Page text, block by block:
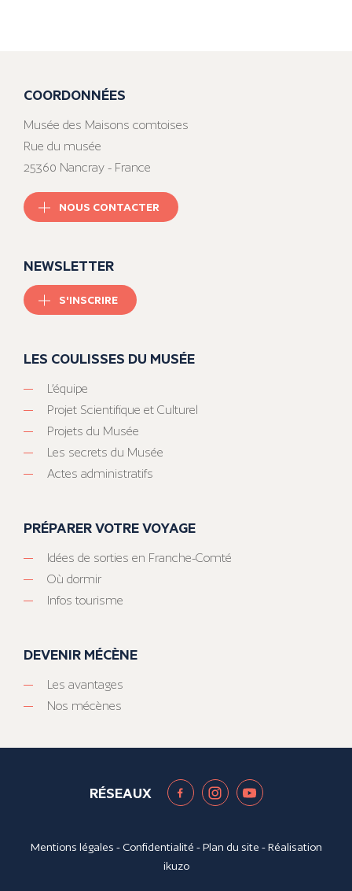
COORDONNÉES
Musée des Maisons comtoises
Rue du musée
25360 Nancray - France
NOUS CONTACTER
NEWSLETTER
S'INSCRIRE
LES COULISSES DU MUSÉE
L’équipe
Projet Scientifique et Culturel
Projets du Musée
Les secrets du Musée
Actes administratifs
PRÉPARER VOTRE VOYAGE
Idées de sorties en Franche-Comté
Où dormir
Infos tourisme
DEVENIR MÉCÈNE
Les avantages
Nos mécènes
RÉSEAUX
Mentions légales - Confidentialité -Plan du site - Réalisation
ikuzo